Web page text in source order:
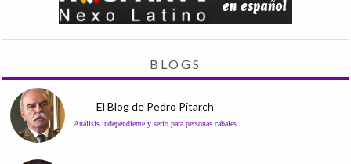
BLOGS
El Blog de Pedro Pitarch
Análisis independiente y serio para personas cabales